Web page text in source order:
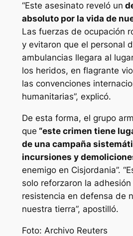
“Este asesinato reveló un
absoluto por la vida de
Las fuerzas de ocupación
y evitaron que el personal
ambulancias llegara al
los heridos, en flagrante
las convenciones
humanitarias”, explicó.
De esta forma, el grupo
que “este crimen tiene
de una campaña
incursiones y
enemigo en Cisjordania”.
solo reforzaron la
resistencia en defensa de
nuestra tierra”, apostilló.
Foto: Archivo Reuters